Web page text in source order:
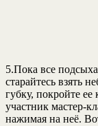
5.Пока все
старайтесь взять
губку, покройте ее
участник мастер-
нажимая на неё.